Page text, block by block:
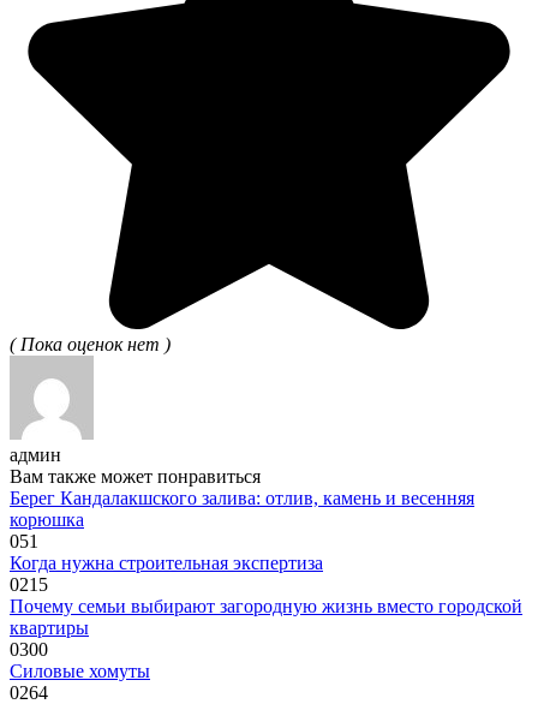
( Пока оценок нет )
админ
Вам также может понравиться
Берег Кандалакшского залива: отлив, камень и весенняя
корюшка
051
Когда нужна строительная экспертиза
0215
Почему семьи выбирают загородную жизнь вместо городской
квартиры
0300
Силовые хомуты
0264